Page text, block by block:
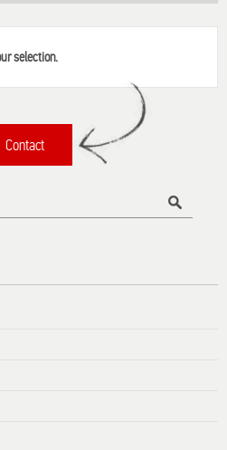
selection.
Contact